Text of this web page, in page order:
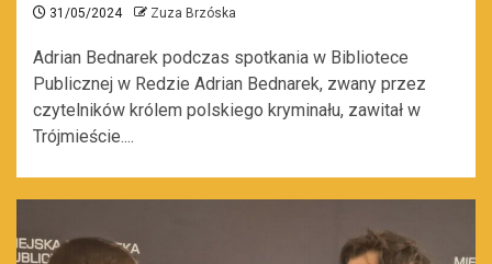
31/05/2024 Zuza Brzóska
Adrian Bednarek podczas spotkania w Bibliotece
Publicznej w Redzie Adrian Bednarek, zwany przez
czytelników królem polskiego kryminału, zawitał w
Trójmieście....